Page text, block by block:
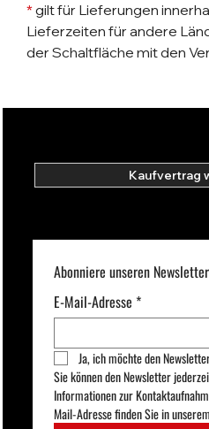
*gilt für Lieferungen
Lieferzeiten für andere
der Schaltfläche mit den
Kaufvertrag
Abonniere unseren Newsletter
E-Mail-Adresse *
Ja, ich möchte den
Sie können den Newsletter
Informationen zur
Mail-Adresse finden Sie in unserem